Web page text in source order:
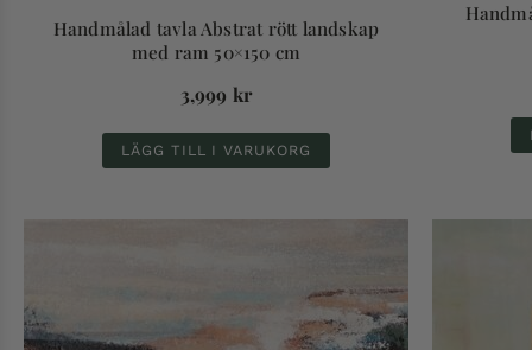
Handmålad tavla Abstrat rött landskap
med ram 50×150 cm
3,999 kr
LÄGG TILL I VARUKORG